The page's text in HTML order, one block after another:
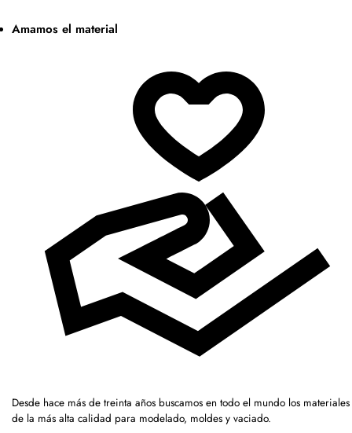
Amamos el material
Desde hace más de treinta años buscamos en todo el mundo los materiales
de la más alta calidad para modelado, moldes y vaciado.